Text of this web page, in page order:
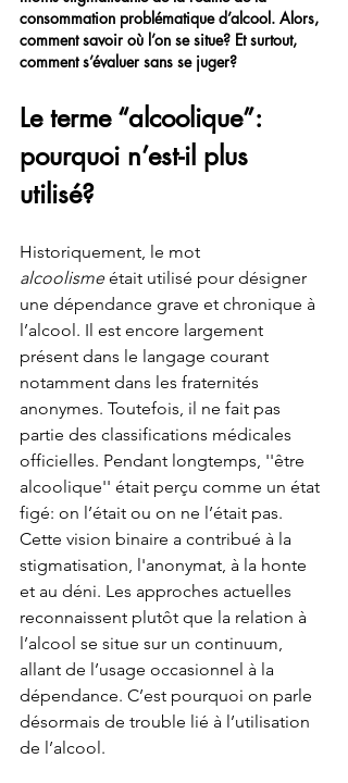
consommation problématique d’alcool. Alors,
comment savoir où l’on se situe? Et surtout,
comment s’évaluer sans se juger?
Le terme “alcoolique”:
pourquoi n’est-il plus
utilisé?
Historiquement, le mot
alcoolisme était utilisé pour désigner
une dépendance grave et chronique à
l’alcool. Il est encore largement
présent dans le langage courant
notamment dans les fraternités
anonymes. Toutefois, il ne fait pas
partie des classifications médicales
officielles. Pendant longtemps, ''être
alcoolique'' était perçu comme un état
figé: on l’était ou on ne l’était pas.
Cette vision binaire a contribué à la
stigmatisation, l'anonymat, à la honte
et au déni. Les approches actuelles
reconnaissent plutôt que la relation à
l’alcool se situe sur un continuum,
allant de l’usage occasionnel à la
dépendance. C’est pourquoi on parle
désormais de trouble lié à l’utilisation
de l’alcool.